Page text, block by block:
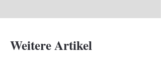
Weitere Artikel